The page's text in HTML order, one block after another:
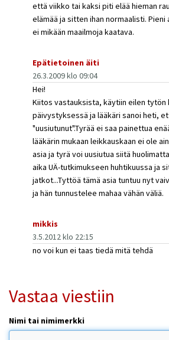
että viikko tai kaksi piti elää hieman
elämää ja sitten ihan normaalisti.
ei mikään maailmoja kaatava.
Epätietoinen äiti
26.3.2009 klo 09:04
Hei!
Kiitos vastauksista, käytiin eilen tytön
päivystyksessä ja lääkäri sanoi heti,
"uusiutunut".Tyrää ei saa painettua
lääkärin mukaan leikkauskaan ei ole
asia ja tyrä voi uusiutua siitä
aika UÄ-tutkimukseen huhtikuussa ja
jatkot...Tyttöä tämä asia tuntuu nyt
ja hän tunnustelee mahaa vähän väliä.
mikkis
3.5.2012 klo 22:15
no voi kun ei taas tiedä mitä tehdä
Vastaa viestiin
Nimi tai nimimerkki